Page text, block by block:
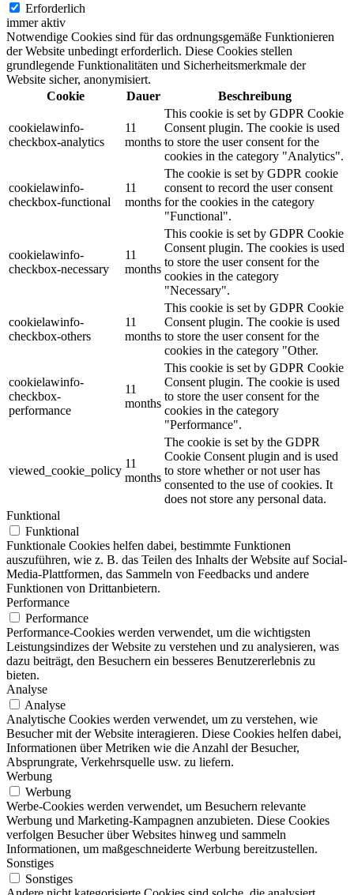
Erforderlich
immer aktiv
Notwendige Cookies sind für das ordnungsgemäße Funktionieren
der Website unbedingt erforderlich. Diese Cookies stellen
grundlegende Funktionalitäten und Sicherheitsmerkmale der
Website sicher, anonymisiert.
Cookie
Dauer Beschreibung
cookielawinfo-
checkbox-analytics
11
months
This cookie is set by GDPR Cookie
Consent plugin. The cookie is used
to store the user consent for the
cookies in the category "Analytics".
cookielawinfo-
checkbox-functional
11
months
The cookie is set by GDPR cookie
consent to record the user consent
for the cookies in the category
"Functional".
cookielawinfo-
checkbox-necessary
11
months
This cookie is set by GDPR Cookie
Consent plugin. The cookies is used
to store the user consent for the
cookies in the category
"Necessary".
cookielawinfo-
checkbox-others
11
months
This cookie is set by GDPR Cookie
Consent plugin. The cookie is used
to store the user consent for the
cookies in the category "Other.
cookielawinfo-
checkbox-
performance
11
months
This cookie is set by GDPR Cookie
Consent plugin. The cookie is used
to store the user consent for the
cookies in the category
"Performance".
viewed_cookie_policy
11
months
The cookie is set by the GDPR
Cookie Consent plugin and is used
to store whether or not user has
consented to the use of cookies. It
does not store any personal data.
Funktional
Funktional
Funktionale Cookies helfen dabei, bestimmte Funktionen
auszuführen, wie z. B. das Teilen des Inhalts der Website auf Social-
Media-Plattformen, das Sammeln von Feedbacks und andere
Funktionen von Drittanbietern.
Performance
Performance
Performance-Cookies werden verwendet, um die wichtigsten
Leistungsindizes der Website zu verstehen und zu analysieren, was
dazu beiträgt, den Besuchern ein besseres Benutzererlebnis zu
bieten.
Analyse
Analyse
Analytische Cookies werden verwendet, um zu verstehen, wie
Besucher mit der Website interagieren. Diese Cookies helfen dabei,
Informationen über Metriken wie die Anzahl der Besucher,
Absprungrate, Verkehrsquelle usw. zu liefern.
Werbung
Werbung
Werbe-Cookies werden verwendet, um Besuchern relevante
Werbung und Marketing-Kampagnen anzubieten. Diese Cookies
verfolgen Besucher über Websites hinweg und sammeln
Informationen, um maßgeschneiderte Werbung bereitzustellen.
Sonstiges
Sonstiges